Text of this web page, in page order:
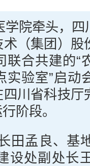
学院牵头，
（集团）股
联合共建的“
实验室”启动
川省科技厅
阶段。
田孟良、基
设处副处长